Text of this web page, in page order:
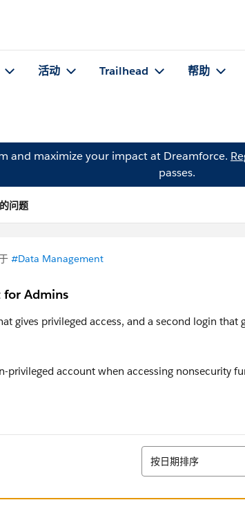
活动 Trailhead 帮助
and maximize your impact at Dreamforce.
passes.
问题
#Data Management
for Admins
gives privileged access, and a second login that
privileged account when accessing nonsecurity
排序
按日期排序